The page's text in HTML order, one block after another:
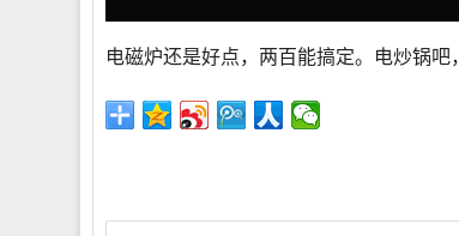
电磁炉还是好点，两百能搞定。电炒锅吧